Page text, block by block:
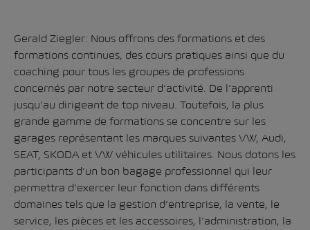
Gerald Ziegler: Nous offrons des formations et des
formations continues, des cours pratiques ainsi que du
coaching pour tous les groupes de professions
concernés par notre secteur d’activité. De l’apprenti
jusqu’au dirigeant de top niveau. Toutefois, la plus
grande gamme de formations se concentre sur les
garages représentant les marques suivantes VW, Audi,
SEAT, SKODA et VW véhicules utilitaires. Nous dotons les
participants d’un bon bagage professionnel qui leur
permettra d’exercer leur fonction dans différents
domaines tels que la gestion d’entreprise, la vente, le
service, les pièces et les accessoires, l’administration, la